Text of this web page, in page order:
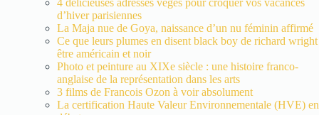
d’hiver parisiennes
La Maja nue de Goya, naissance d’un nu féminin affirmé
Ce que leurs plumes en disent black boy de richard wright
être américain et noir
Photo et peinture au XIXe siècle : une histoire franco-
anglaise de la représentation dans les arts
3 films de Francois Ozon à voir absolument
La certification Haute Valeur Environnementale (HVE) en